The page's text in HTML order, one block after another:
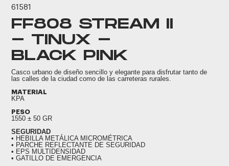
61581
FF808 STREAM II
- TINUX -
BLACK PINK
Casco urbano de diseño sencillo y elegante para disfrutar tanto de
las calles de la ciudad como de las carreteras rurales.
MATERIAL
KPA
PESO
1550 ± 50 GR
SEGURIDAD
• HEBILLA METÁLICA MICROMÉTRICA
• PARCHE REFLECTANTE DE SEGURIDAD
• EPS MULTIDENSIDAD
• GATILLO DE EMERGENCIA